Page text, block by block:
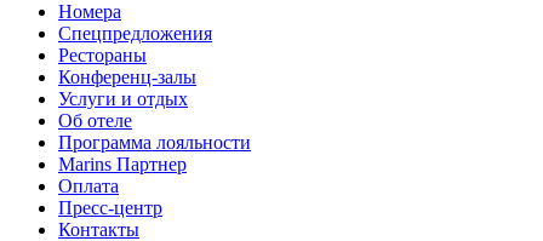
Номера
Спецпредложения
Рестораны
Конференц-залы
Услуги и отдых
Об отеле
Программа лояльности
Marins Партнер
Оплата
Пресс-центр
Контакты